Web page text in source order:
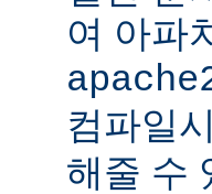
여 아파
컴파일
해줄 수